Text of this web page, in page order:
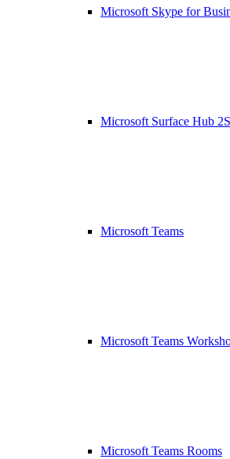
Microsoft Skype for
Microsoft Surface Hub 2S
Microsoft Teams
Microsoft Teams
Microsoft Teams Rooms